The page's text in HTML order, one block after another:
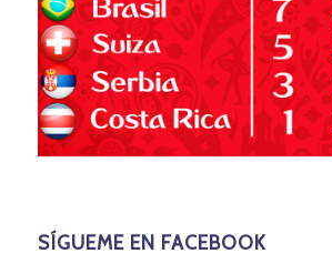
SÍGUEME EN FACEBOOK